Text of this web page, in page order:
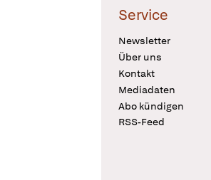
Service
Newsletter
Über uns
Kontakt
Mediadaten
Abo kündigen
RSS-Feed